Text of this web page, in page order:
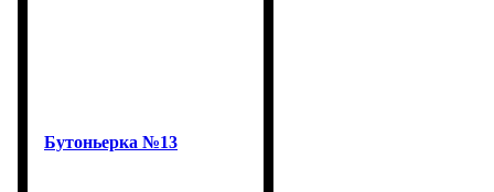
Бутоньерка №13